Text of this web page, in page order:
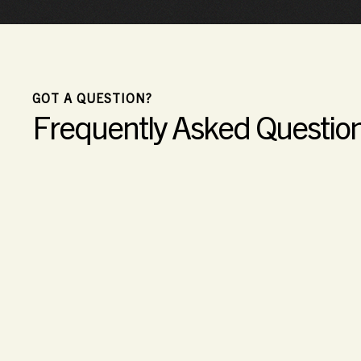
GOT A QUESTION?
Frequently Asked